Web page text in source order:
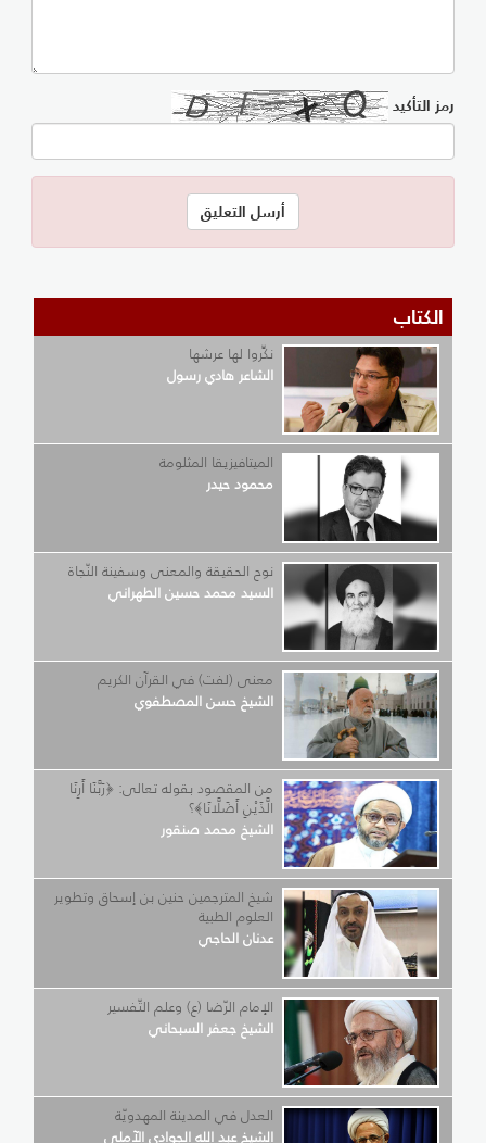
رمز التأكيد
الكتاب
نكِّروا لها عرشها
الشاعر هادي رسول
الميتافيزيقا المثلومة
محمود حيدر
نوح الحقيقة والمعنى وسفينة النّجاة
السيد محمد حسين الطهراني
معنى (لفت) في القرآن الكريم
الشيخ حسن المصطفوي
من المقصود بقوله تعالى: ﴿رَبَّنَا أَرِنَا
الَّذَيْنِ أَضَلَّانَا﴾؟
الشيخ محمد صنقور
شيخ المترجمين حنين بن إسحاق وتطوير
العلوم الطبية
عدنان الحاجي
الإمام الرّضا (ع) وعلم التّفسير
الشيخ جعفر السبحاني
العدل في المدينة المهدويّة
الشيخ عبد الله الجوادي الآملي